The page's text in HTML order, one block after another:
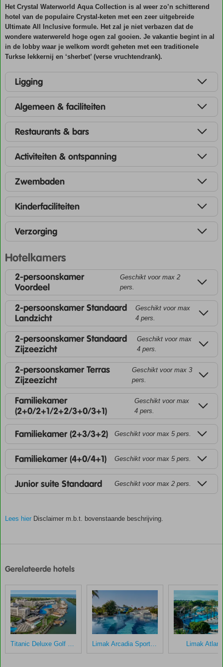
Het Crystal Waterworld Aqua Collection is al weer zo’n schitterend
hotel van de populaire Crystal-keten met een zeer uitgebreide
Ultimate All Inclusive formule. Het zal je niet verbazen dat de
wondere waterwereld hoge ogen zal gooien. Je vakantie begint in al
in de lobby waar je welkom wordt geheten met een traditionele
Turkse lekkernij en ‘sherbet’ (verse vruchtendrank).
Ligging
Algemeen & faciliteiten
Restaurants & bars
Activiteiten & ontspanning
Zwembaden
Kinderfaciliteiten
Verzorging
Hotelkamers
2-persoonskamer
Voordeel
Geschikt voor max 2
pers.
2-persoonskamer Standaard
Landzicht
Geschikt voor max
4 pers.
2-persoonskamer Standaard
Zijzeezicht
Geschikt voor max
4 pers.
2-persoonskamer Terras
Zijzeezicht
Geschikt voor max 3
pers.
Familiekamer
(2+0/2+1/2+2/3+0/3+1)
Geschikt voor max
4 pers.
Familiekamer (2+3/3+2) Geschikt voor max 5 pers.
Familiekamer (4+0/4+1) Geschikt voor max 5 pers.
Junior suite Standaard Geschikt voor max 2 pers.
Lees hier Disclaimer m.b.t. bovenstaande beschrijving.
door
klanten
gegeven
na
hun
verblijf
Crystal
Gerelateerde hotels
Titanic Deluxe Golf Belek Limak Arcadia Sport Resort Limak